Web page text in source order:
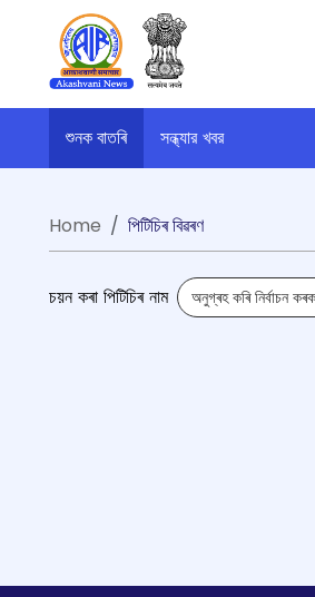
শুনক বাতৰি সন্ধ্যার খবর
Home
পিটিচিৰ বিৱৰণ
চয়ন কৰা পিটিচিৰ নাম